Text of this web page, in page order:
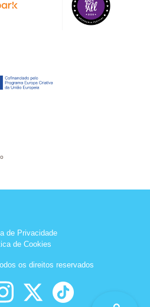
de Privacidade
de Cookies
os direitos reservados